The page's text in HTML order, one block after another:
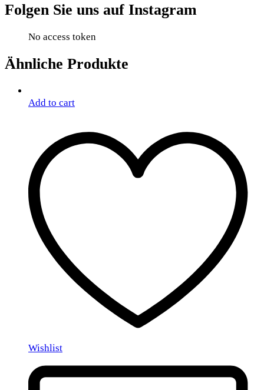
Folgen Sie uns auf Instagram
No access token
Ähnliche Produkte
Add to cart
Wishlist